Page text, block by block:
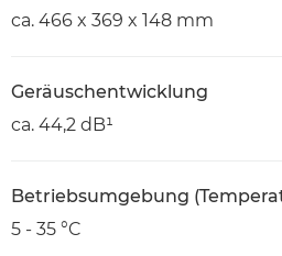
ca. 466 x 369 x 148 mm
Geräuschentwicklung
ca. 44,2 dB¹
Betriebsumgebung
5 - 35 °C